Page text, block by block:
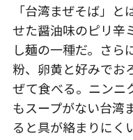
「台湾まぜそば」
せた醤油味のピリ辛
し麺の一種だ。さら
粉、卵黄と好みでお
ぜて食べる。ニンニ
もスープがない台湾
ると具が絡まりにく